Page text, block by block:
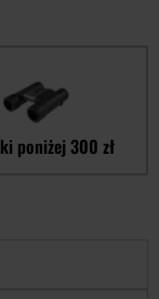
poniżej 300 zł